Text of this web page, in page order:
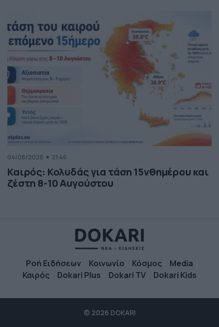
04/08/2026 21:46
Καιρός: Κολυδάς για τάση 15νθημέρου και
ζέστη 8-10 Αυγούστου
Ροή Ειδήσεων Κοινωνία Κόσμος
Media
Καιρός
Dokari Plus Dokari TV Dokari Kids
© 2026 DOKARI